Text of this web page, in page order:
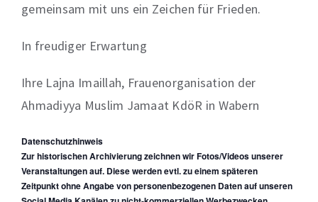
gemeinsam mit uns ein Zeichen für Frieden.
In freudiger Erwartung
Ihre Lajna Imaillah, Frauenorganisation der
Ahmadiyya Muslim Jamaat KdöR in Wabern
Datenschutzhinweis
Zur historischen Archivierung zeichnen wir Fotos/Videos unserer
Veranstaltungen auf. Diese werden evtl. zu einem späteren
Zeitpunkt ohne Angabe von personenbezogenen Daten auf unseren